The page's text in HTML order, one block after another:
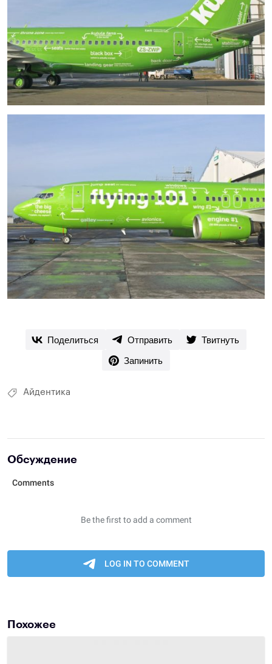
Поделиться Отправить
Твитнуть
Запинить
Айдентика
Обсуждение
Похожее